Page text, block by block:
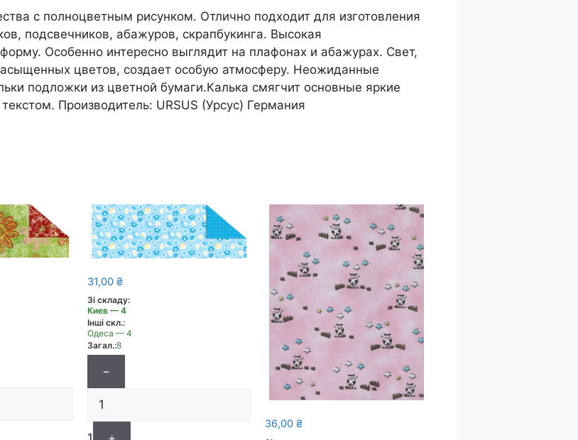
с полноцветным рисунком. Отлично подходит для изготовления
подсвечников, абажуров, скрапбукинга. Высокая
Особенно интересно выглядит на плафонах и абажурах. Свет,
цветов, создает особую атмосферу. Неожиданные
подложки из цветной бумаги.Калька смягчит основные яркие
Производитель: URSUS (Урсус) Германия
31,00₴
Зі складу:
Киев — 4
Інші скл.:
Одеса — 4
Загал.:8
−
36,00₴